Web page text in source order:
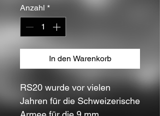
Anzahl *
In den Warenkorb
RS20 wurde vor vielen
Jahren für die Schweizerische